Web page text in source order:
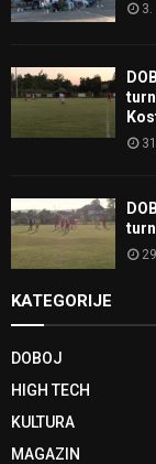
KATEGORIJE
DOBOJ
HIGH TECH
KULTURA
MAGAZIN